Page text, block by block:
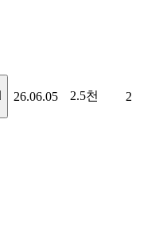
26.06.05 2.5천 2